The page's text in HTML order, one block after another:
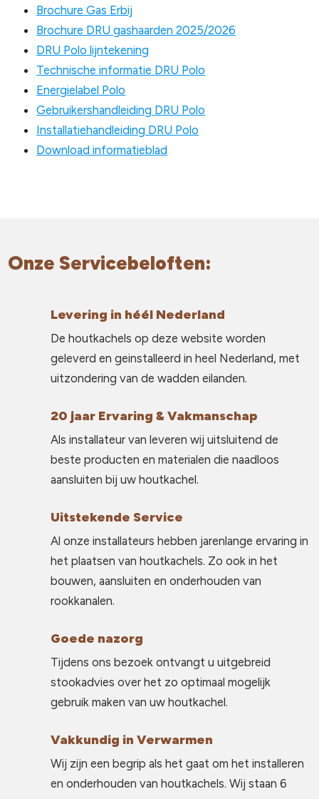
Brochure Gas Erbij
Brochure DRU gashaarden 2025/2026
DRU Polo lijntekening
Technische informatie DRU Polo
Energielabel Polo
Gebruikershandleiding DRU Polo
Installatiehandleiding DRU Polo
Download informatieblad
Onze Servicebeloften:
Levering in héél Nederland
De houtkachels op deze website worden
geleverd en geinstalleerd in heel Nederland, met
uitzondering van de wadden eilanden.
20 jaar Ervaring & Vakmanschap
Als installateur van leveren wij uitsluitend de
beste producten en materialen die naadloos
aansluiten bij uw houtkachel.
Uitstekende Service
Al onze installateurs hebben jarenlange ervaring in
het plaatsen van houtkachels. Zo ook in het
bouwen, aansluiten en onderhouden van
rookkanalen.
Goede nazorg
Tijdens ons bezoek ontvangt u uitgebreid
stookadvies over het zo optimaal mogelijk
gebruik maken van uw houtkachel.
Vakkundig in Verwarmen
Wij zijn een begrip als het gaat om het installeren
en onderhouden van houtkachels. Wij staan 6